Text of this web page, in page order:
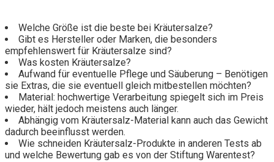
Welche Größe ist die beste bei Kräutersalze?
Gibt es Hersteller oder Marken, die besonders
empfehlenswert für Kräutersalze sind?
Was kosten Kräutersalze?
Aufwand für eventuelle Pflege und Säuberung – Benötigen
sie Extras, die sie eventuell gleich mitbestellen möchten?
Material: hochwertige Verarbeitung spiegelt sich im Preis
wieder, hält jedoch meistens auch länger.
Abhängig vom Kräutersalz-Material kann auch das Gewicht
dadurch beeinflusst werden.
Wie schneiden Kräutersalz-Produkte in anderen Tests ab
und welche Bewertung gab es von der Stiftung Warentest?